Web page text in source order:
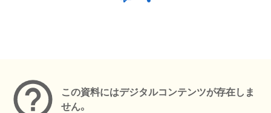
この資料にはデジタルコンテンツが存在しま
せん。